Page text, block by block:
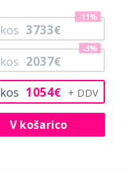
kos 1054€
kos 2037€
-3%
kos 3733€
-11%
V košarico